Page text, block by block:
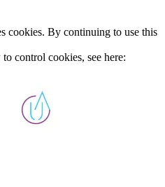
cookies. By continuing to use this
control cookies, see here: